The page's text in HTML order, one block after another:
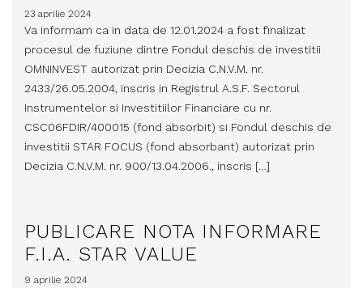
23 aprilie 2024
Va informam ca in data de 12.01.2024 a fost finalizat
procesul de fuziune dintre Fondul deschis de investitii
OMNINVEST autorizat prin Decizia C.N.V.M. nr.
2433/26.05.2004, inscris in Registrul A.S.F. Sectorul
Instrumentelor si Investitiilor Financiare cu nr.
CSC06FDIR/400015 (fond absorbit) si Fondul deschis de
investitii STAR FOCUS (fond absorbant) autorizat prin
Decizia C.N.V.M. nr. 900/13.04.2006., inscris […]
PUBLICARE NOTA INFORMARE
F.I.A. STAR VALUE
9 aprilie 2024